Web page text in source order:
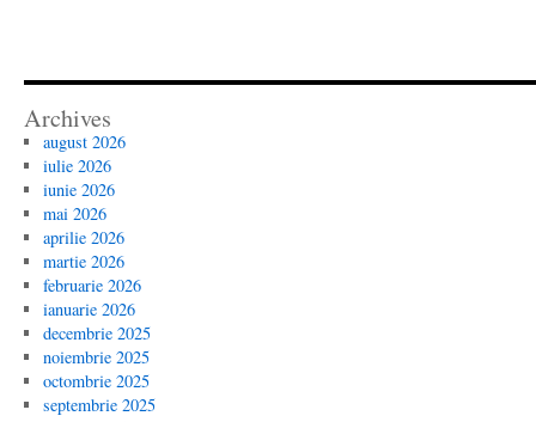
Archives
august 2026
iulie 2026
iunie 2026
mai 2026
aprilie 2026
martie 2026
februarie 2026
ianuarie 2026
decembrie 2025
noiembrie 2025
octombrie 2025
septembrie 2025